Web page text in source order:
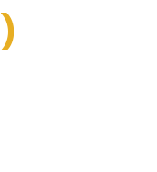
)